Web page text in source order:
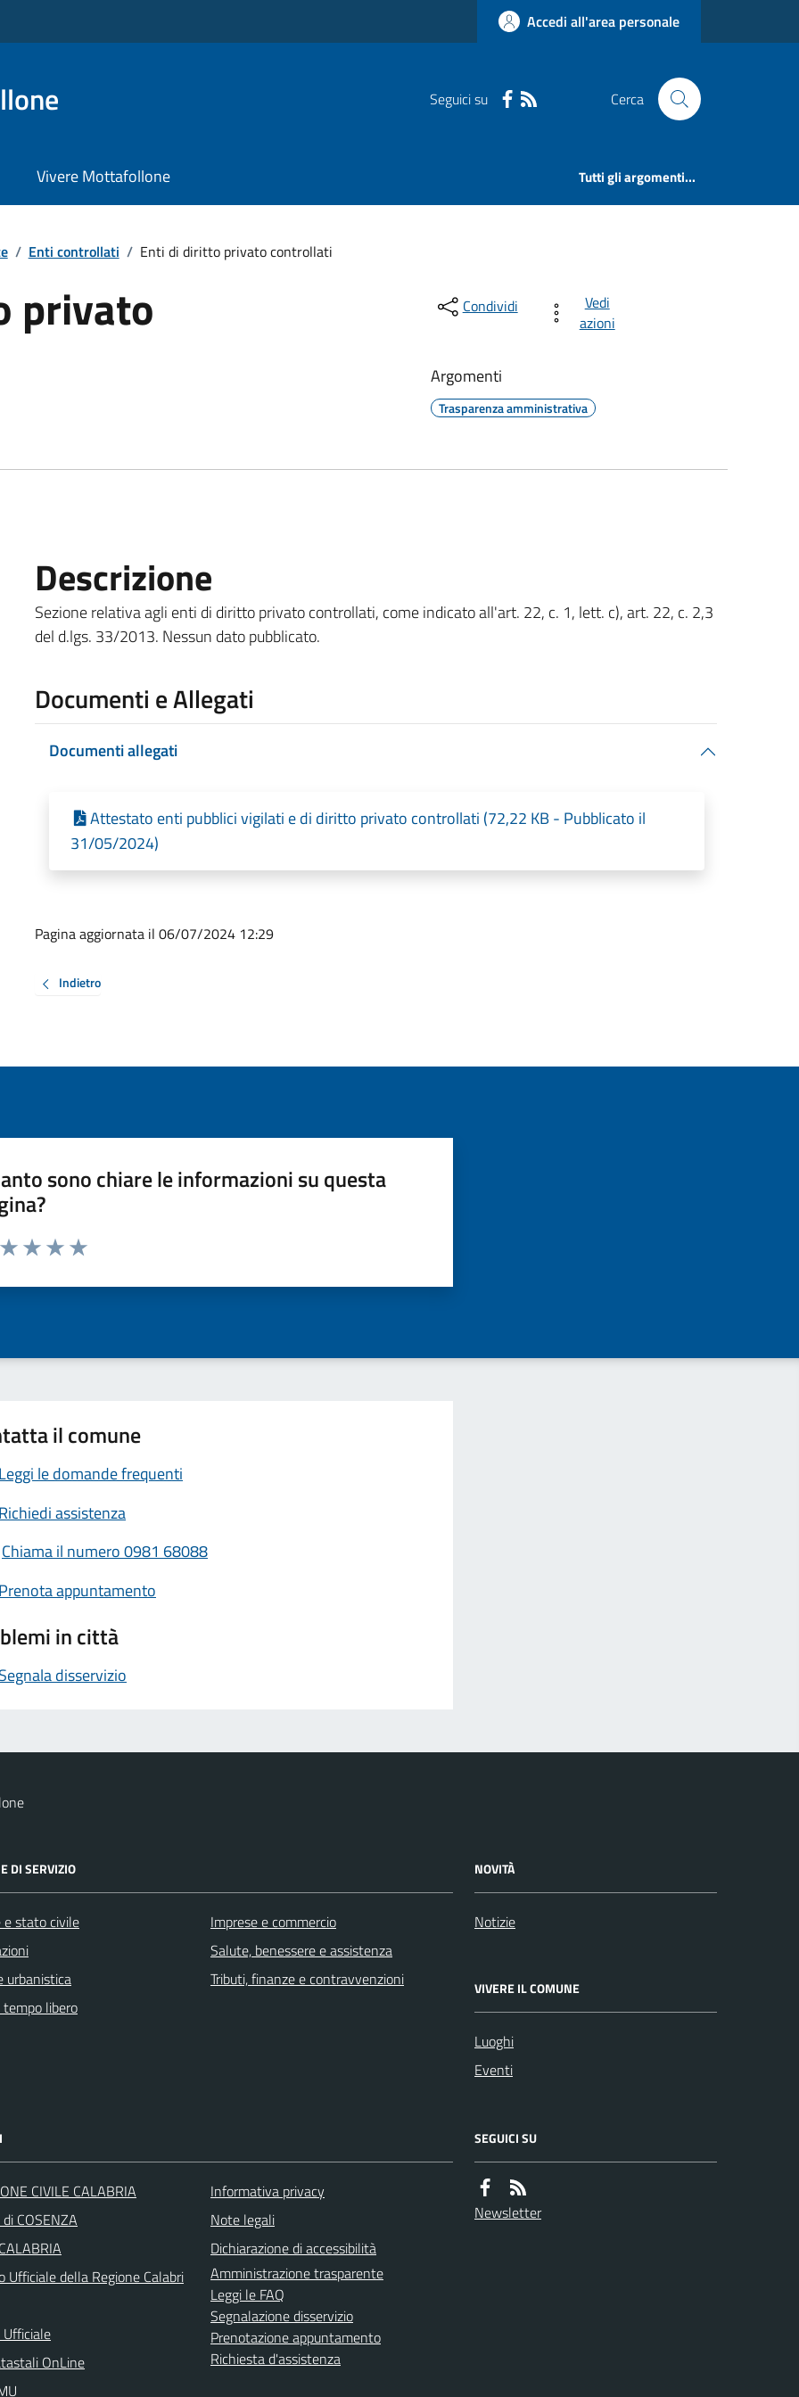
Accedi all'area personale
Seguici su Cerca
Vivere Mottafollone Tutti gli argomenti...
/ Enti controllati / Enti di diritto privato controllati
privato Condividi
Vedi
azioni
Argomenti
Trasparenza amministrativa
Descrizione
Sezione relativa agli enti di diritto privato controllati, come indicato all'art. 22, c. 1, lett. c), art. 22, c. 2,3
del d.lgs. 33/2013. Nessun dato pubblicato.
Documenti e Allegati
Documenti allegati
Attestato enti pubblici vigilati e di diritto privato controllati (72,22 KB - Pubblicato il
31/05/2024)
Pagina aggiornata il 06/07/2024 12:29
Indietro
sono chiare le informazioni su questa
da 1 a 5 stelle la pagina
il comune
le domande frequenti
assistenza
Chiama il numero 0981 68088
appuntamento
in città
disservizio
DI SERVIZIO
e stato civile
urbanistica
libero
Imprese e commercio
Salute, benessere e assistenza
Tributi, finanze e contravvenzioni
NOVITÀ
Notizie
VIVERE IL COMUNE
Luoghi
Eventi
CIVILE CALABRIA
COSENZA
Ufficiale della Regione Calabri
OnLine
Informativa privacy
Note legali
Dichiarazione di accessibilità
Amministrazione trasparente
Leggi le FAQ
Segnalazione disservizio
Prenotazione appuntamento
Richiesta d'assistenza
SEGUICI SU
Newsletter